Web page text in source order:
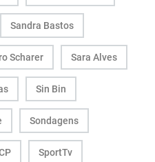
Sandra Bastos
Scharer Sara Alves
Sin Bin
Sondagens
SportTv